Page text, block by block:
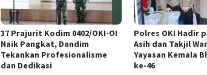
37 Prajurit Kodim 0402/OKI-OI
Naik Pangkat, Dandim
Tekankan Profesionalisme
dan Dedikasi
Polres OKI Hadir
Asih dan Takjil
Yayasan Kemala
ke-46